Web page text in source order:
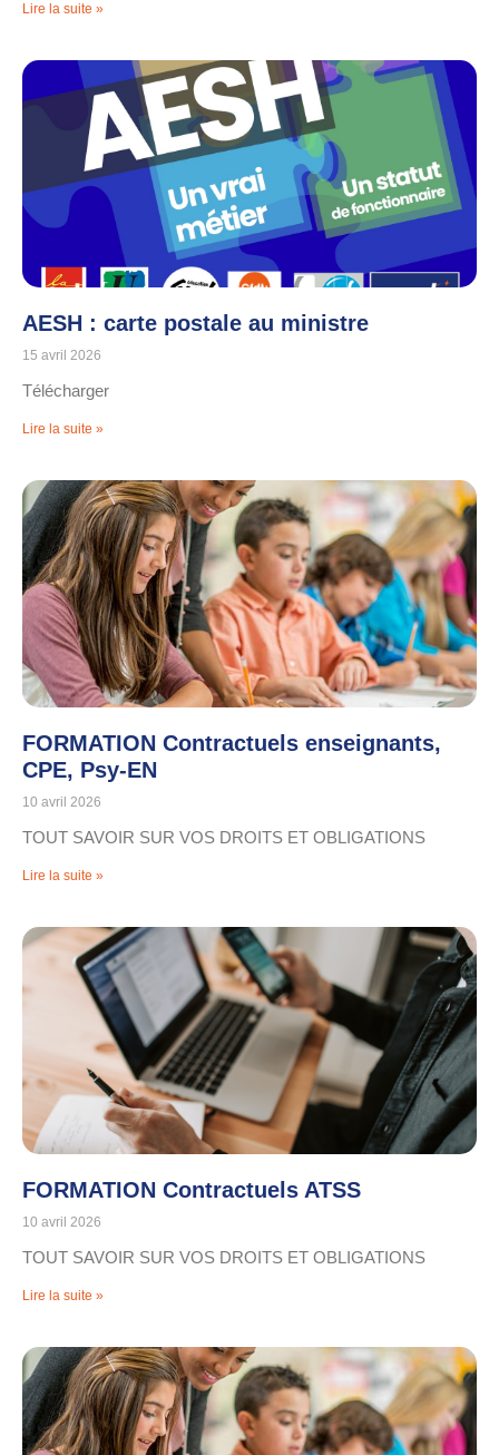
Lire la suite »
AESH : carte postale au ministre
15 avril 2026
Télécharger
Lire la suite »
FORMATION Contractuels enseignants,
CPE, Psy-EN
10 avril 2026
TOUT SAVOIR SUR VOS DROITS ET OBLIGATIONS
Lire la suite »
FORMATION Contractuels ATSS
10 avril 2026
TOUT SAVOIR SUR VOS DROITS ET OBLIGATIONS
Lire la suite »